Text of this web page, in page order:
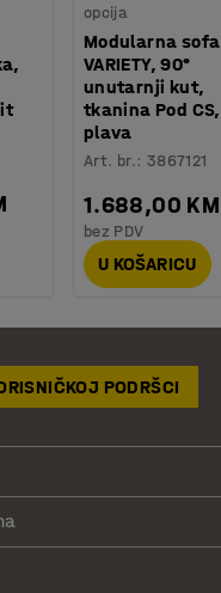
opcija
Modularna sofa
VARIETY, 90°
unutarnji kut,
tkanina Pod CS,
plava
Art. br.: 3867121
1.688,00 KM
bez PDV
U KOŠARICU
PODRŠCI